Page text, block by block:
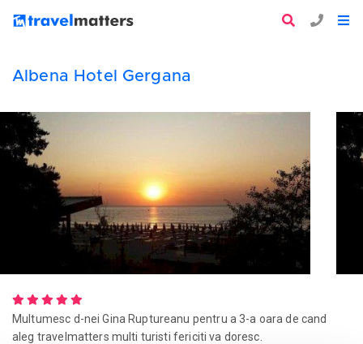
Albena Hotel Gergana
Multumesc d-nei Gina Ruptureanu pentru a 3-a oara de cand
aleg travelmatters multi turisti fericiti va doresc.